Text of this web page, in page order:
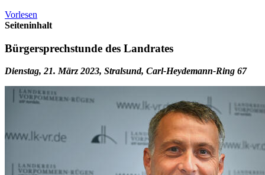
Vorlesen
Seiteninhalt
Bürgersprechstunde des Landrates
Dienstag, 21. März 2023, Stralsund, Carl-Heydemann-Ring 67